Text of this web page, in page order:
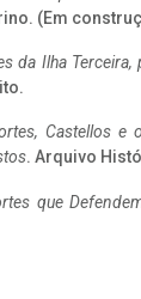
(Em
da Ilha Terceira,
Castellos
. Arquivo
que